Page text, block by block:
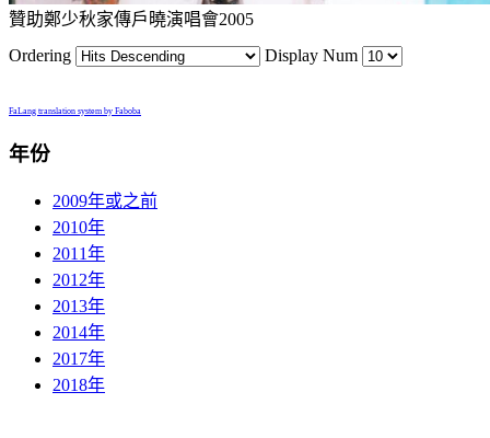
贊助鄭少秋家傳戶曉演唱會2005
Ordering
Display Num
FaLang translation system by Faboba
年份
2009年或之前
2010年
2011年
2012年
2013年
2014年
2017年
2018年